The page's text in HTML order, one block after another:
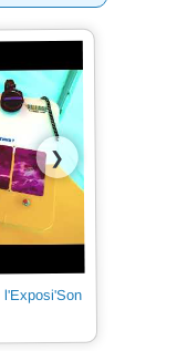
❯
l'Exposi'Son